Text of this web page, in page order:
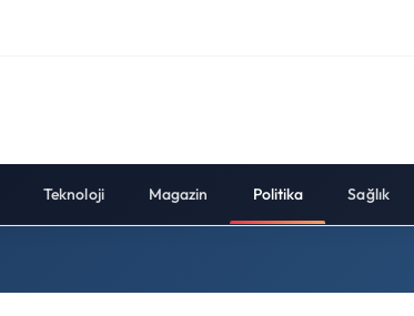
Teknoloji Magazin Politika Sağlık